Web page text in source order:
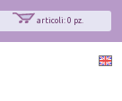
articoli: 0 pz.